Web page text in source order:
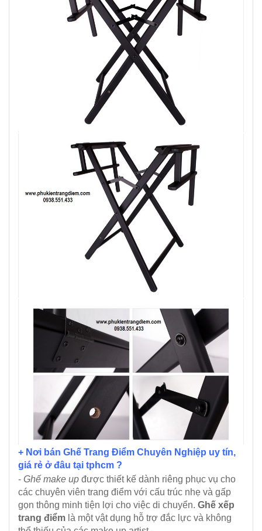
+ Nơi bán Ghế Trang Điểm Chuyên Nghiệp uy tín,
giá rẻ ở đâu tại tphcm ?
- Ghế make up được thiết kế dành riêng phục vụ cho
các chuyên viên trang điểm với cấu trúc nhẹ và gấp
gọn thông minh tiện lợi cho việc di chuyển. Ghế xếp
trang điểm là một vật dụng hỗ trợ đắc lực và không